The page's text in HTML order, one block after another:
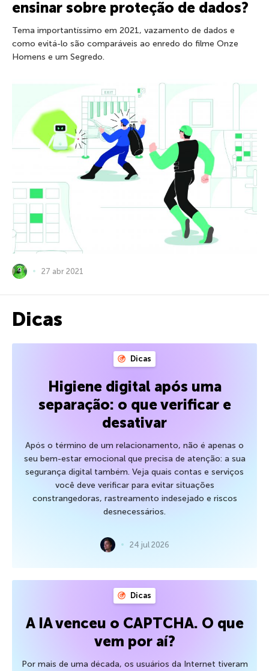
ensinar sobre proteção de dados?
Tema importantíssimo em 2021, vazamento de dados e
como evitá-lo são comparáveis ao enredo do filme Onze
Homens e um Segredo.
27 abr 2021
Dicas
Dicas
Higiene digital após uma
separação: o que verificar e
desativar
Após o término de um relacionamento, não é apenas o
seu bem-estar emocional que precisa de atenção: a sua
segurança digital também. Veja quais contas e serviços
você deve verificar para evitar situações
constrangedoras, rastreamento indesejado e riscos
desnecessários.
24 jul 2026
Dicas
A IA venceu o CAPTCHA. O que
vem por aí?
Por mais de uma década, os usuários da Internet tiveram